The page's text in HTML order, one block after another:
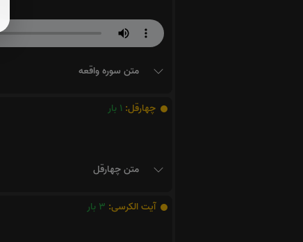
متن سوره واقعه
چهارقل: 1 بار
متن چهارقل
آیت الکرسی: 3 بار